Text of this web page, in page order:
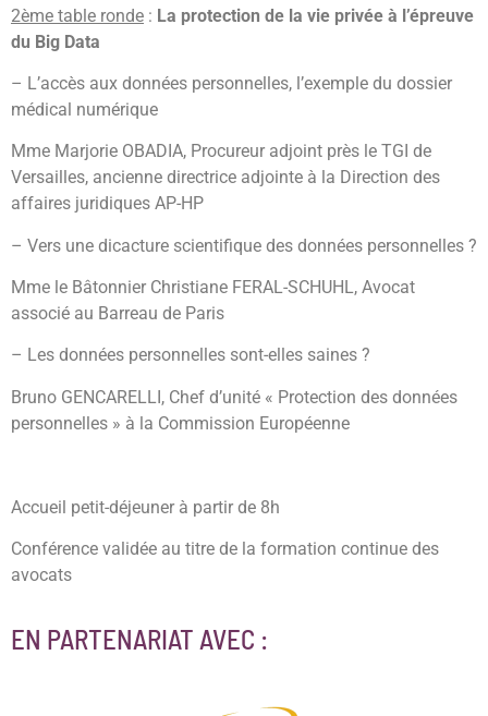
2ème table ronde : La protection de la vie privée à l’épreuve
du Big Data
– L’accès aux données personnelles, l’exemple du dossier
médical numérique
Mme Marjorie OBADIA, Procureur adjoint près le TGI de
Versailles, ancienne directrice adjointe à la Direction des
affaires juridiques AP-HP
– Vers une dicacture scientifique des données personnelles ?
Mme le Bâtonnier Christiane FERAL-SCHUHL, Avocat
associé au Barreau de Paris
– Les données personnelles sont-elles saines ?
Bruno GENCARELLI, Chef d’unité « Protection des données
personnelles » à la Commission Européenne
Accueil petit-déjeuner à partir de 8h
Conférence validée au titre de la formation continue des
avocats
EN PARTENARIAT AVEC :